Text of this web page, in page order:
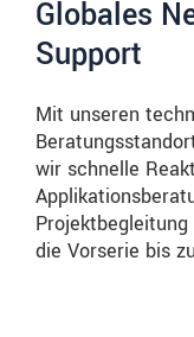
Globales
Support
Mit unseren
wir schnelle
die Vorserie bis